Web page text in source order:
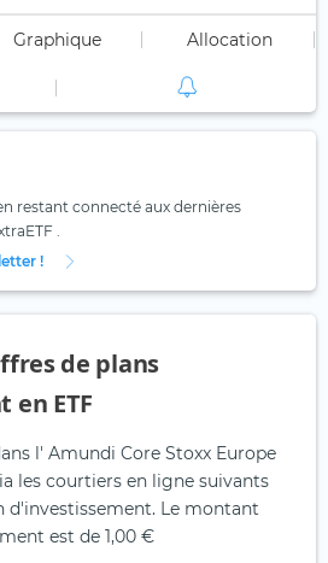
Graphique Allocation
restant connecté aux dernières
.
!
de plans
en ETF
l' Amundi Core Stoxx Europe
les courtiers en ligne suivants
d'investissement. Le montant
est de 1,00 €